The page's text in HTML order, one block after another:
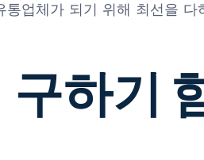
업체가 되기 위해 최선을 다
하기